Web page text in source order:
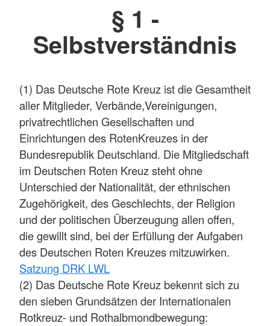
§ 1 -
Selbstverständnis
(1) Das Deutsche Rote Kreuz ist die Gesamtheit
aller Mitglieder, Verbände,Vereinigungen,
privatrechtlichen Gesellschaften und
Einrichtungen des RotenKreuzes in der
Bundesrepublik Deutschland. Die Mitgliedschaft
im Deutschen Roten Kreuz steht ohne
Unterschied der Nationalität, der ethnischen
Zugehörigkeit, des Geschlechts, der Religion
und der politischen Überzeugung allen offen,
die gewillt sind, bei der Erfüllung der Aufgaben
des Deutschen Roten Kreuzes mitzuwirken.
Satzung DRK LWL
(2) Das Deutsche Rote Kreuz bekennt sich zu
den sieben Grundsätzen der Internationalen
Rotkreuz- und Rothalbmondbewegung: